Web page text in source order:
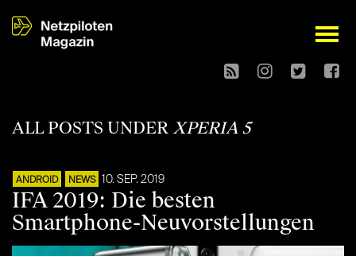
open
ALL POSTS UNDERXPERIA 5
ANDROID NEWS 10. SEP. 2019
IFA 2019: Die besten
Smartphone-Neuvorstellungen